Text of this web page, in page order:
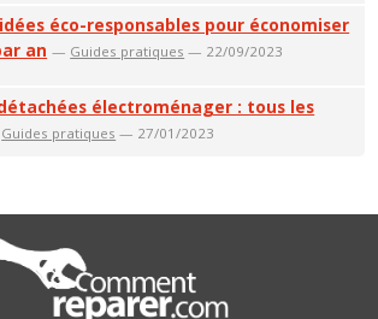
idées éco-responsables pour économiser
an — Guides pratiques — 22/09/2023
électroménager : tous les
Guides pratiques — 27/01/2023